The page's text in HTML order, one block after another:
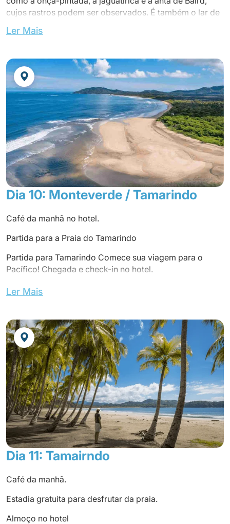
cujos rastros podem ser observados. É também o lar de
120 espécies de anfíbios e répteis, bem como mais de
400 espécies de aves, formando um verdadeiro paraíso
Almoço em um restaurante local.
Tarde livre.
Jantar no hotel.
Ler Mais
Dia 10: Monteverde / Tamarindo
Café da manhã no hotel.
Partida para a Praia do Tamarindo
Partida para Tamarindo Comece sua viagem para o
Pacífico! Chegada e check-in no hotel.
Almoço no hotel com tudo incluído.
Pernoite no Hotel Occidental Tamarindo com tudo
incluído.
(Quarto Superior)
Jantar no hotel.
Ler Mais
Dia 11: Tamairndo
Café da manhã.
Estadia gratuita para desfrutar da praia.
Almoço no hotel